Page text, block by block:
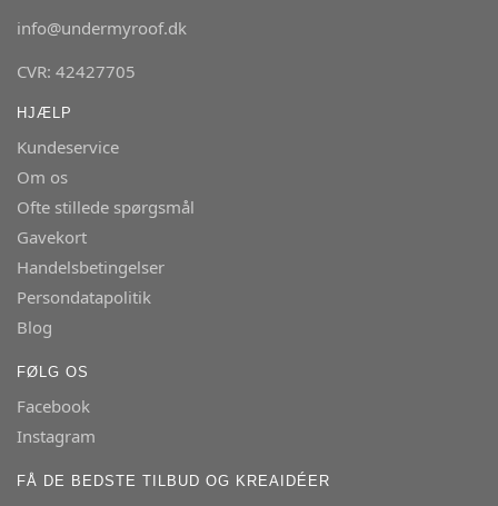
info@undermyroof.dk
CVR: 42427705
HJÆLP
Kundeservice
Om os
Ofte stillede spørgsmål
Gavekort
Handelsbetingelser
Persondatapolitik
Blog
FØLG OS
Facebook
Instagram
FÅ DE BEDSTE TILBUD OG KREAIDÉER